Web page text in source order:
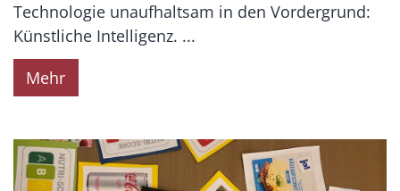
Technologie unaufhaltsam in den Vordergrund:
Künstliche Intelligenz. ...
Mehr